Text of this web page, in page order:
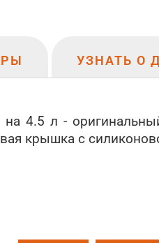
УЗНАТЬ О
на 4.5 л -
крышка с